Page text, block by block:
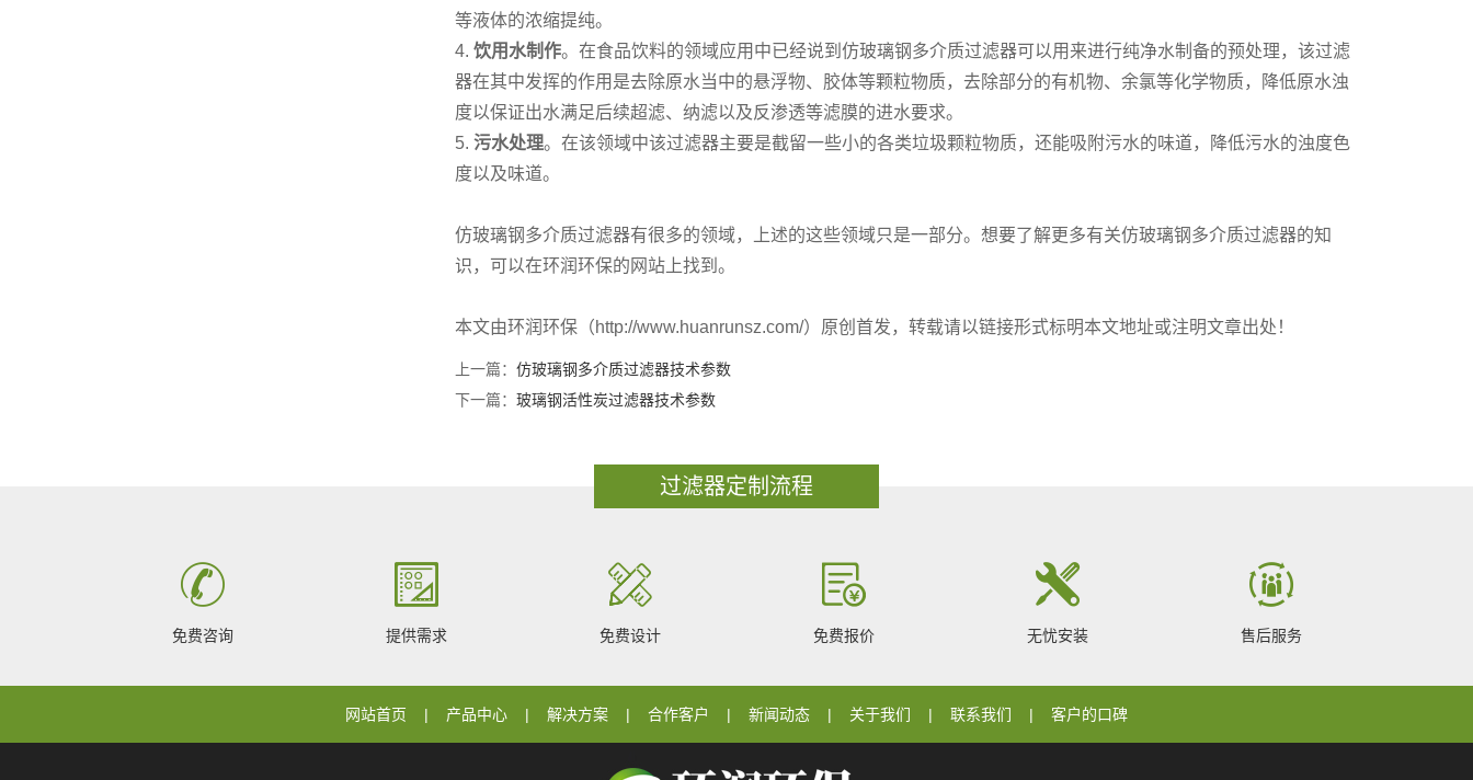
等液体的浓缩提纯。
4. 饮用水制作。在食品饮料的领域应用中已经说到仿玻璃钢多介质过滤器可以用来进行纯净水制备的预处理，该过滤
器在其中发挥的作用是去除原水当中的悬浮物、胶体等颗粒物质，去除部分的有机物、余氯等化学物质，降低原水浊
度以保证出水满足后续超滤、纳滤以及反渗透等滤膜的进水要求。
5. 污水处理。在该领域中该过滤器主要是截留一些小的各类垃圾颗粒物质，还能吸附污水的味道，降低污水的浊度色
度以及味道。
仿玻璃钢多介质过滤器有很多的领域，上述的这些领域只是一部分。想要了解更多有关仿玻璃钢多介质过滤器的知
识，可以在环润环保的网站上找到。
本文由环润环保（http://www.huanrunsz.com/）原创首发，转载请以链接形式标明本文地址或注明文章出处！
上一篇： 仿玻璃钢多介质过滤器技术参数
下一篇： 玻璃钢活性炭过滤器技术参数
过滤器定制流程
免费咨询 提供需求 免费设计 免费报价 无忧安装 售后服务
网站首页 产品中心 解决方案 合作客户 新闻动态 关于我们 联系我们 客户的口碑